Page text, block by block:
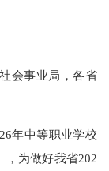
会事业局，各省
年中等职业学校
，为做好我省202